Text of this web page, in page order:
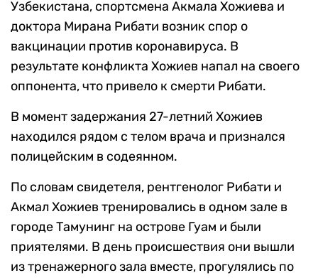
Узбекистана, спортсмена Акмала Хожиева и
доктора Мирана Рибати возник спор о
вакцинации против коронавируса. В
результате конфликта Хожиев напал на своего
оппонента, что привело к смерти Рибати.
В момент задержания 27-летний Хожиев
находился рядом с телом врача и признался
полицейским в содеянном.
По словам свидетеля, рентгенолог Рибати и
Акмал Хожиев тренировались в одном зале в
городе Тамунинг на острове Гуам и были
приятелями. В день происшествия они вышли
из тренажерного зала вместе, прогулялись по